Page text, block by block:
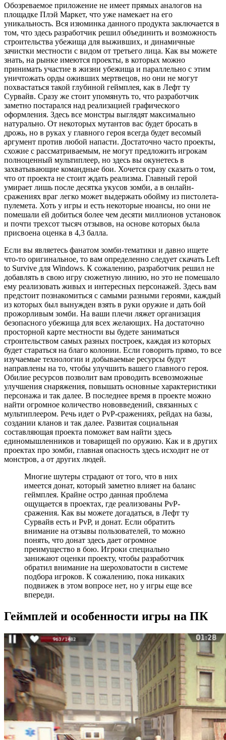
Обозреваемое приложение не имеет прямых аналогов на
площадке Плэй Маркет, что уже намекает на его
уникальность. Вся изюминка данного продукта заключается в
том, что здесь разработчик решил объединить и возможность
строительства убежища для выживших, и динамичные
зачистки местности с видом от третьего лица. Как вы можете
знать, на рынке имеются проекты, в которых можно
принимать участие в жизни убежища и параллельно с этим
уничтожать орды оживших мертвецов, но они не могут
похвастаться такой глубиной геймплея, как в Лефт ту
Сурвайв. Сразу же стоит упомянуть то, что разработчик
заметно постарался над реализацией графического
оформления. Здесь все монстры выглядят максимально
натурально. От некоторых мутантов вас будет бросать в
дрожь, но в руках у главного героя всегда будет весомый
аргумент против любой напасти. Достаточно часто проекты,
схожие с рассматриваемым, не могут предложить игрокам
полноценный мультиплеер, но здесь вы окунетесь в
захватывающие командные бои. Хочется сразу сказать о том,
что от проекта не стоит ждать реализма. Главный герой
умирает лишь после десятка укусов зомби, а в онлайн-
сражениях враг легко может выдержать обойму из пистолета-
пулемета. Хоть у игры и есть некоторые нюансы, но они не
помешали ей добиться более чем десяти миллионов установок
и почти трехсот тысяч отзывов, на основе которых была
присвоена оценка в 4,3 балла.
Если вы являетесь фанатом зомби-тематики и давно ищете
что-то оригинальное, то вам определенно следует скачать Left
to Survive для Windows. К сожалению, разработчик решил не
добавлять в свою игру сюжетную линию, но это не помешало
ему реализовать живых и интересных персонажей. Здесь вам
предстоит познакомиться с самыми разными героями, каждый
из которых был вынужден взять в руки оружие и дать бой
прожорливым зомби. На ваши плечи ляжет организация
безопасного убежища для всех желающих. На достаточно
просторной карте местности вы будете заниматься
строительством самых разных построек, каждая из которых
будет стараться на благо колонии. Если говорить прямо, то все
изучаемые технологии и добываемые ресурсы будут
направлены на то, чтобы улучшить вашего главного героя.
Обилие ресурсов позволит вам проводить всевозможные
улучшения снаряжения, повышать основные характеристики
персонажа и так далее. В последнее время в проекте можно
найти огромное количество нововведений, связанных с
мультиплеером. Речь идет о PvP-сражениях, рейдах на базы,
создании кланов и так далее. Развитая социальная
составляющая проекта поможет вам найти здесь
единомышленников и товарищей по оружию. Как и в других
проектах про зомби, главная опасность здесь исходит не от
монстров, а от других людей.
Многие шутеры страдают от того, что в них
имеется донат, который заметно влияет на баланс
геймплея. Крайне остро данная проблема
ощущается в проектах, где реализованы PvP-
сражения. Как вы можете догадаться, в Лефт ту
Сурвайв есть и PvP, и донат. Если обратить
внимание на отзывы пользователей, то можно
понять, что донат здесь дает огромное
преимущество в бою. Игроки специально
занижают оценки проекту, чтобы разработчик
обратил внимание на шероховатости в системе
подбора игроков. К сожалению, пока никаких
подвижек в этом вопросе нет, но у игры еще все
впереди.
Геймплей и особенности игры на ПК